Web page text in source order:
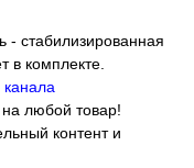
- стабилизированная
в комплекте.
канала
на любой товар!
контент и